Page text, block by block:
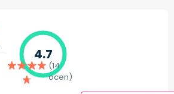
4.7
(14
ocen)